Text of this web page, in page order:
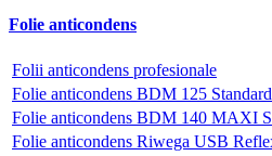
Folie anticondens
Folii anticondens profesionale
Folie anticondens BDM 125
Folie anticondens BDM 140 MAXI
Folie anticondens Riwega USB